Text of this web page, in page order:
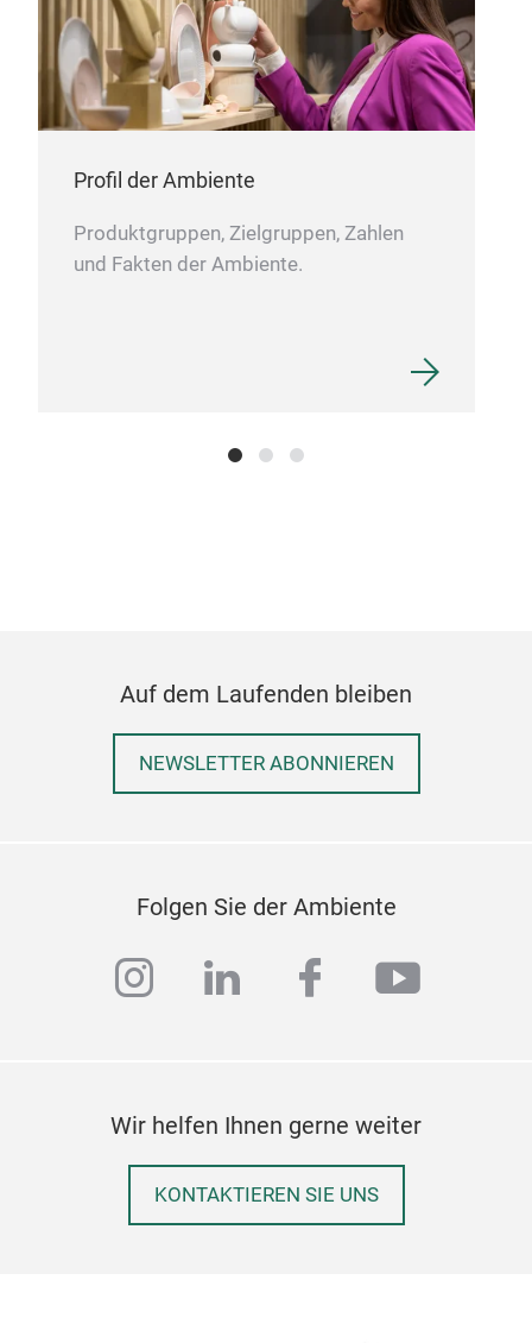
Profil der Ambiente
Produktgruppen, Zielgruppen, Zahlen
und Fakten der Ambiente.
Auf dem Laufenden bleiben
NEWSLETTER ABONNIEREN
Folgen Sie der Ambiente
instagram
linkedinfacebook
Wir helfen Ihnen gerne weiter
KONTAKTIEREN SIE UNS